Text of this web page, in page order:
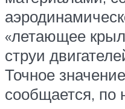
«летающее
струи
Точное
сообщается, по